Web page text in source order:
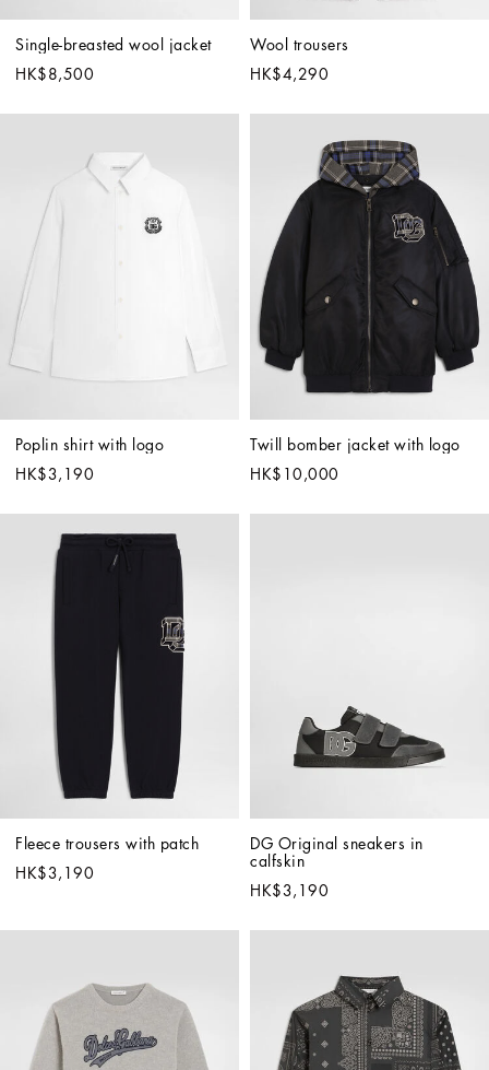
Single-breasted wool jacket
HK$8,500
Wool trousers
HK$4,290
Poplin shirt with logo
HK$3,190
Twill bomber jacket with logo
HK$10,000
Fleece trousers with patch
HK$3,190
DG Original sneakers in
calfskin
HK$3,190